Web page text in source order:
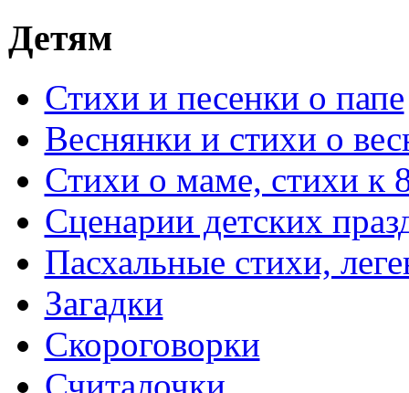
Детям
Стихи и песенки о папе
Веснянки и стихи о
Стихи о маме, стихи к
Сценарии детских
Пасхальные стихи,
Загадки
Скороговорки
Считалочки